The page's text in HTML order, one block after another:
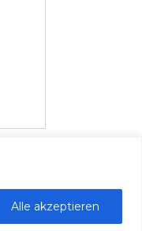
Alle akzeptieren